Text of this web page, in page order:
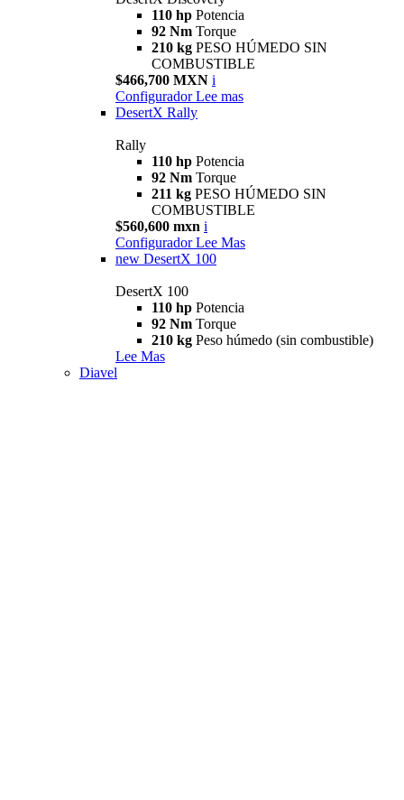
110 hp Potencia
92 Nm Torque
210 kg PESO HÚMEDO SIN
COMBUSTIBLE
$466,700 MXN i
Configurador Lee mas
DesertX Rally
Rally
110 hp Potencia
92 Nm Torque
211 kg PESO HÚMEDO SIN
COMBUSTIBLE
$560,600 mxn i
Configurador Lee Mas
new DesertX 100
DesertX 100
110 hp Potencia
92 Nm Torque
210 kg Peso húmedo (sin combustible)
Lee Mas
Diavel